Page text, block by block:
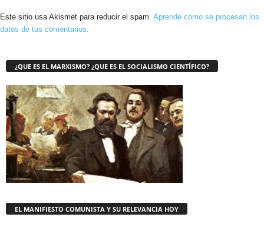
Este sitio usa Akismet para reducir el spam. Aprende cómo se procesan los
datos de tus comentarios.
¿QUE ES EL MARXISMO? ¿QUE ES EL SOCIALISMO CIENTÍFICO?
EL MANIFIESTO COMUNISTA Y SU RELEVANCIA HOY